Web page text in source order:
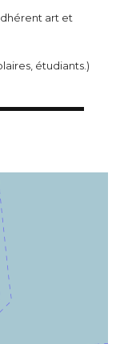
art et
étudiants.)